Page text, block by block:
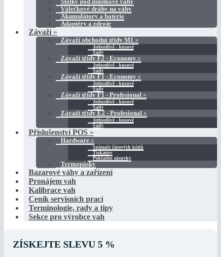
Stolky pod můstkové váhy
Válečkové dráhy na váhy
Akumulátory a baterie
Adaptéry a zdroje
Závaží »
Závaží obchodní třídy M1 »
Jednotlivě - kusové
Sady
Závaží třídy F2 - Economy »
Jednotlivě - kusové
Sady
Závaží třídy F1 - Economy »
Jednotlivě - kusové
Sady
Závaží třídy F1 - Profesional »
Jednotlivě - kusové
Sady
Závaží třídy E2 - Profesional »
Jednotlivě - kusové
Sady
Příslušenství POS »
Hardware »
Snímače čárových kódů
Tiskárny
Pokladní zásuvky
Termopásky
Bazarové váhy a zařízení
Pronájem vah
Kalibrace vah
Ceník servisních prací
Terminologie, rady a tipy
Sekce pro výrobce vah
ZÍSKEJTE SLEVU 5 %